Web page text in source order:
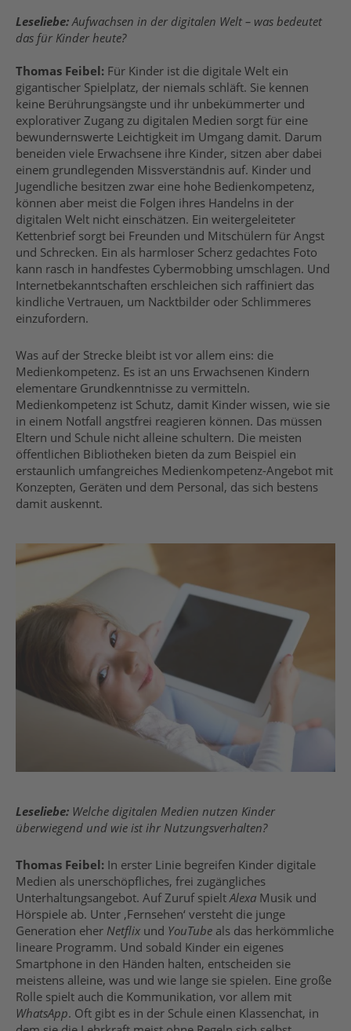
Leseliebe: Aufwachsen in der digitalen Welt – was bedeutet
das für Kinder heute?
Thomas Feibel: Für Kinder ist die digitale Welt ein
gigantischer Spielplatz, der niemals schläft. Sie kennen
keine Berührungsängste und ihr unbekümmerter und
explorativer Zugang zu digitalen Medien sorgt für eine
bewundernswerte Leichtigkeit im Umgang damit. Darum
beneiden viele Erwachsene ihre Kinder, sitzen aber dabei
einem grundlegenden Missverständnis auf. Kinder und
Jugendliche besitzen zwar eine hohe Bedienkompetenz,
können aber meist die Folgen ihres Handelns in der
digitalen Welt nicht einschätzen. Ein weitergeleiteter
Kettenbrief sorgt bei Freunden und Mitschülern für Angst
und Schrecken. Ein als harmloser Scherz gedachtes Foto
kann rasch in handfestes Cybermobbing umschlagen. Und
Internetbekanntschaften erschleichen sich raffiniert das
kindliche Vertrauen, um Nacktbilder oder Schlimmeres
einzufordern.
Was auf der Strecke bleibt ist vor allem eins: die
Medienkompetenz. Es ist an uns Erwachsenen Kindern
elementare Grundkenntnisse zu vermitteln.
Medienkompetenz ist Schutz, damit Kinder wissen, wie sie
in einem Notfall angstfrei reagieren können. Das müssen
Eltern und Schule nicht alleine schultern. Die meisten
öffentlichen Bibliotheken bieten da zum Beispiel ein
erstaunlich umfangreiches Medienkompetenz-Angebot mit
Konzepten, Geräten und dem Personal, das sich bestens
damit auskennt.
Leseliebe: Welche digitalen Medien nutzen Kinder
überwiegend und wie ist ihr Nutzungsverhalten?
Thomas Feibel: In erster Linie begreifen Kinder digitale
Medien als unerschöpfliches, frei zugängliches
Unterhaltungsangebot. Auf Zuruf spieltAlexa Musik und
Hörspiele ab. Unter ‚Fernsehen‘ versteht die junge
Generation eher Netflix und YouTube als das herkömmliche
lineare Programm. Und sobald Kinder ein eigenes
Smartphone in den Händen halten, entscheiden sie
meistens alleine, was und wie lange sie spielen. Eine große
Rolle spielt auch die Kommunikation, vor allem mit
WhatsApp. Oft gibt es in der Schule einen Klassenchat, in